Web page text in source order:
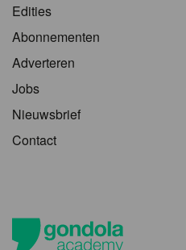
Edities
Abonnementen
Adverteren
Jobs
Nieuwsbrief
Contact